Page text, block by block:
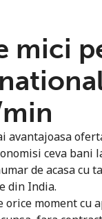
mici
avantajoasa
ceva bani
de acasa
din India.
orice moment